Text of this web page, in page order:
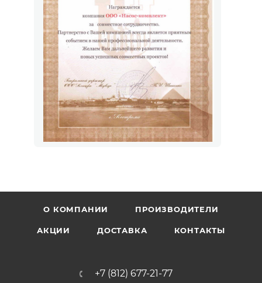
О КОМПАНИИ ПРОИЗВОДИТЕЛИ
АКЦИИ ДОСТАВКА КОНТАКТЫ
+7 (812) 677-21-77